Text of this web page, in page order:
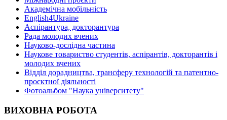
Академічна мобільність
English4Ukraine
Аспірантура, докторантура
Рада молодих вчених
Науково-дослідна частина
Наукове товариство студентів, аспірантів, докторантів і
молодих вчених
Відділ дорадництва, трансферу технологій та патентно-
проєктної діяльності
Фотоальбом "Наука університету"
ВИХОВНА РОБОТА